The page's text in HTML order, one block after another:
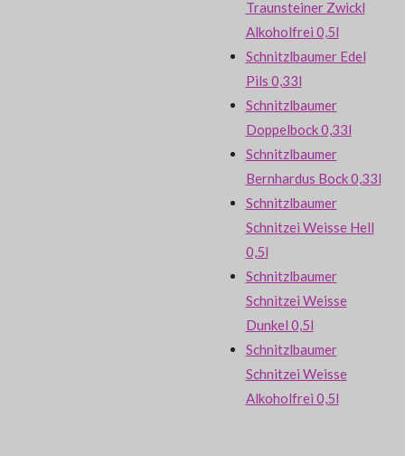
Traunsteiner Zwickl
Alkoholfrei 0,5l
Schnitzlbaumer Edel
Pils 0,33l
Schnitzlbaumer
Doppelbock 0,33l
Schnitzlbaumer
Bernhardus Bock 0,33l
Schnitzlbaumer
Schnitzei Weisse Hell
0,5l
Schnitzlbaumer
Schnitzei Weisse
Dunkel 0,5l
Schnitzlbaumer
Schnitzei Weisse
Alkoholfrei 0,5l